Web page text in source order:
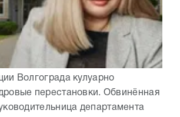
Волгограда кулуарно
перестановки. Обвинённая
департамента